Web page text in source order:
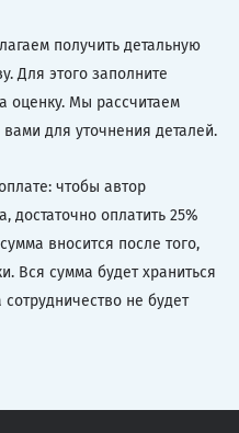
получить детальную
Для этого заполните
оценку. Мы рассчитаем
для уточнения деталей.
чтобы автор
достаточно оплатить 25%
вносится после того,
Вся сумма будет храниться
не будет